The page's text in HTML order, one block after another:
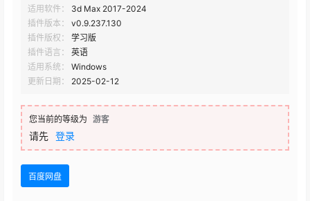
适用软件：
3d Max 2017-2024
插件版本：
v0.9.237.130
插件版权：
学习版
插件语言：
英语
适用系统：
Windows
更新日期：
2025-02-12
您当前的等级为 游客
请先 登录
百度网盘